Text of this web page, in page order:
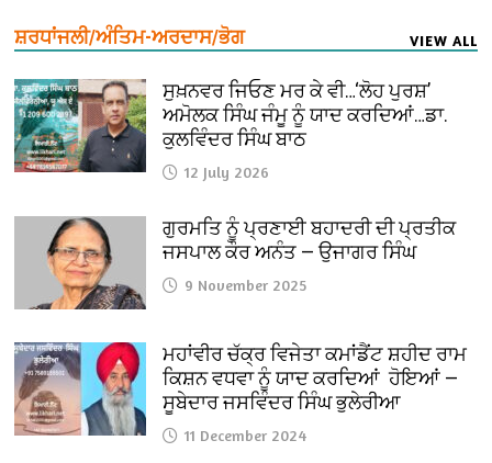
ਸ਼ਰਧਾਂਜਲੀ/ਅੰਤਿਮ-ਅਰਦਾਸ/ਭੋਗ VIEW ALL
ਸੁਖ਼ਨਵਰ ਜਿਓਣ ਮਰ ਕੇ ਵੀ…‘ਲੋਹ ਪੁਰਸ਼’
ਅਮੋਲਕ ਸਿੰਘ ਜੰਮੂ ਨੂੰ ਯਾਦ ਕਰਦਿਆਂ…ਡਾ.
ਕੁਲਵਿੰਦਰ ਸਿੰਘ ਬਾਠ
12 July 2026
ਗੁਰਮਤਿ ਨੂੰ ਪ੍ਰਣਾਈ ਬਹਾਦਰੀ ਦੀ ਪ੍ਰਤੀਕ
ਜਸਪਾਲ ਕੌਰ ਅਨੰਤ — ਉਜਾਗਰ ਸਿੰਘ
9 November 2025
ਮਹਾਂਵੀਰ ਚੱਕ੍ਰ ਵਿਜੇਤਾ ਕਮਾਂਡੈਂਟ ਸ਼ਹੀਦ ਰਾਮ
ਕਿਸ਼ਨ ਵਧਵਾ ਨੂੰ ਯਾਦ ਕਰਦਿਆਂ ਹੋਇਆਂ —
ਸੂਬੇਦਾਰ ਜਸਵਿੰਦਰ ਸਿੰਘ ਭੁਲੇਰੀਆ
11 December 2024